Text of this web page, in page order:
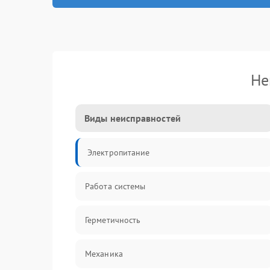
Виды неисправностей
Электропитание
Работа системы
Герметичность
Механика